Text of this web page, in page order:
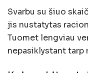
Svarbu su šiuo
jis nustatytas
Tuomet lengviau
nepasiklystant tarp